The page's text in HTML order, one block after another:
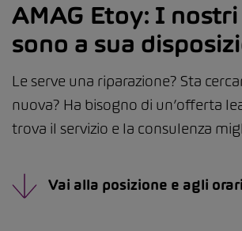
AMAG Etoy: I
sono a sua
Le serve una riparazione? Sta
nuova? Ha bisogno di un’offerta
trova il servizio e la consulenza
Vai alla posizione e agli